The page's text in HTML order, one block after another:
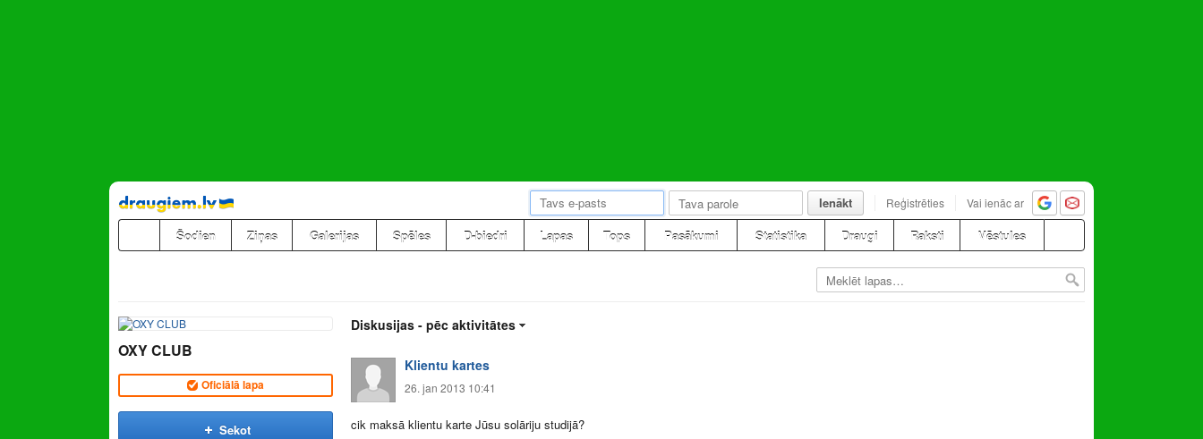
Pāriet
uz
saturu
Ienākt Reģistrēties Vai ienāc ar
Šodien Ziņas Galerijas Spēles D-biedri Lapas Tops Pasākumi Statistika Draugi Raksti Vēstules
OXY CLUB
Oficiālā lapa
Sekot
Diskusijas - pēc aktivitātes
Klientu kartes
26. jan 2013 10:41
cik maksā klientu karte Jūsu solāriju studijā?